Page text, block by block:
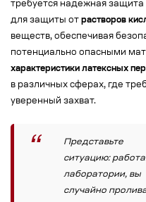
требуется надежная
для защиты от растворов
веществ, обеспечивая
потенциально опасными
характеристики латексных
в различных сферах, где
уверенный захват.
Представьте
ситуацию:
лаборатории, вы
случайно